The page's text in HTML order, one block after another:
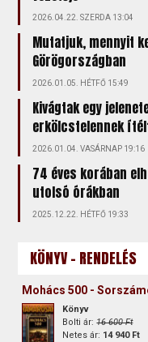
2026.04.22. SZERDA 13:04
Mutatjuk, mennyit
Görögországban
2026.01.05. HÉTFŐ 15:49
Kivágtak egy
erkölcstelennek
2026.01.04. VASÁRNAP 19:16
74 éves korában
utolsó órákban
2025.12.22. HÉTFŐ 19:33
KÖNYV - RENDELÉS
Mohács 500 -
Könyv
Bolti ár:16 600 Ft
Netes ár: 14 940 Ft